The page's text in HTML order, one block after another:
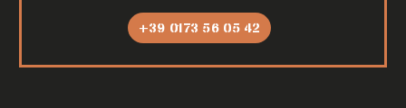
+39 0173 56 05 42